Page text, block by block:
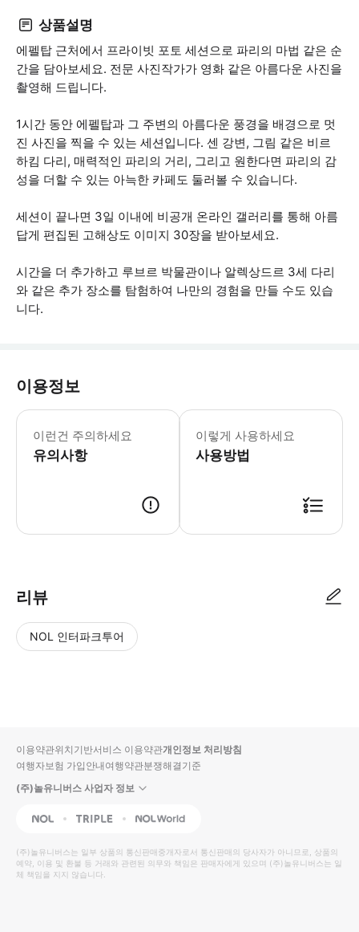
상품설명
에펠탑 근처에서 프라이빗 포토 세션으로 파리의 마법 같은 순
간을 담아보세요. 전문 사진작가가 영화 같은 아름다운 사진을
촬영해 드립니다.
1시간 동안 에펠탑과 그 주변의 아름다운 풍경을 배경으로 멋
진 사진을 찍을 수 있는 세션입니다. 센 강변, 그림 같은 비르
하킴 다리, 매력적인 파리의 거리, 그리고 원한다면 파리의 감
성을 더할 수 있는 아늑한 카페도 둘러볼 수 있습니다.
세션이 끝나면 3일 이내에 비공개 온라인 갤러리를 통해 아름
답게 편집된 고해상도 이미지 30장을 받아보세요.
시간을 더 추가하고 루브르 박물관이나 알렉상드르 3세 다리
와 같은 추가 장소를 탐험하여 나만의 경험을 만들 수도 있습
니다.
이용정보
이런건 주의하세요
유의사항
모임 장소는 트로카데로입니다 전문
이렇게 사용하세요
사용방법
리뷰
NOL 인터파크투어
입니
다.
높
은
순
동
영
상
순
상
이용약관위치기반서비스 이용약관개인정보 처리방침
여행자보험 가입안내여행약관분쟁해결기준
(주)놀유니버스 사업자 정보
NOL Triple Interpark Global
(주)놀유니버스는 일부 상품의 통신판매중개자로서 통신판매의 당사자가 아니므로, 상품의
예약, 이용 및 환불 등 거래와 관련된 의무와 책임은 판매자에게 있으며 (주)놀유니버스는 일
체 책임을 지지 않습니다.